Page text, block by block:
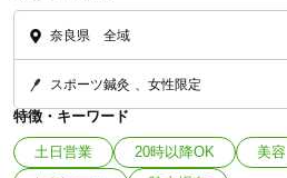
奈良県 全域
スポーツ鍼灸 女性限定
特徴・キーワード
土日営業 20時以降OK 美容
「健康にはりを見た」